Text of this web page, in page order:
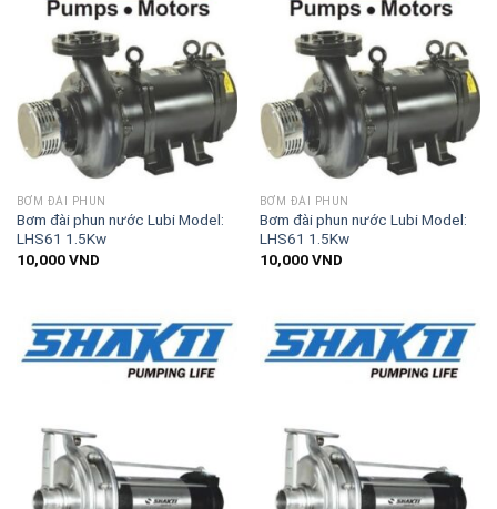
BƠM ĐÀI PHUN
Bơm đài phun nước Lubi Model:
LHS61 1.5Kw
10,000VND
BƠM ĐÀI PHUN
Bơm đài phun nước Lubi Model:
LHS61 1.5Kw
10,000VND